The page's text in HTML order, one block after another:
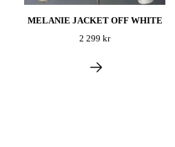
MELANIE JACKET OFF WHITE
2 299 kr